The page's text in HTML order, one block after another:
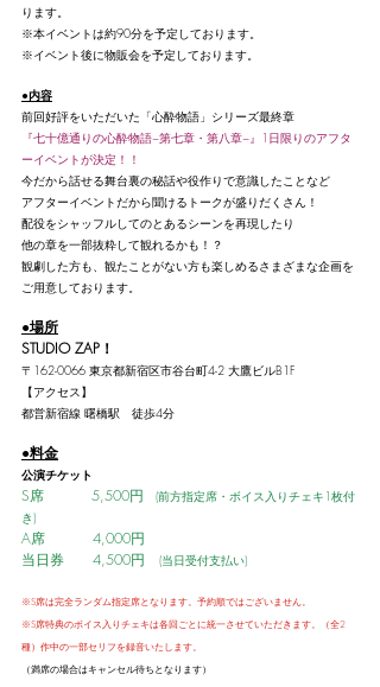
ります。
※本イベントは約90分を予定しております。
※イベント後に物販会を予定しております。
●内容
前回好評をいただいた「心酔物語」シリーズ最終章
『七十億通りの心酔物語~第七章・第八章~』1日限りのアフタ
ーイベントが決定！！
今だから話せる舞台裏の秘話や役作りで意識したことなど
アフターイベントだから聞けるトークが盛りだくさん！
配役をシャッフルしてのとあるシーンを再現したり
他の章を一部抜粋して観れるかも！？
観劇した方も、観たことがない方も楽しめるさまざまな企画を
ご用意しております。
●場所
STUDIO ZAP！
〒162-0066 東京都新宿区市谷台町4-2 大鷹ビルB1F
【アクセス】
都営新宿線 曙橋駅　徒歩4分
●料金
公演チケット
S席　　    5,500円 (前方指定席・ボイス入りチェキ1枚付
き)
A席　       4,000円
当日券　   4,500円
(当日受付支払い)
※S席は完全ランダム指定席となります。予約順ではございません。
※S席特典のボイス入りチェキは各回ごとに統一させていただきます。（全2
種）作中の一部セリフを録音いたします。
（満席の場合はキャンセル待ちとなります）